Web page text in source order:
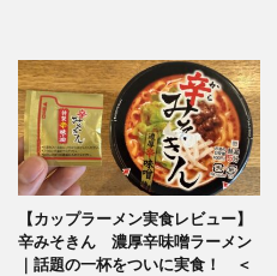
【カップラーメン実食レビュー】
辛みそきん 濃厚辛味噌ラーメン
｜話題の一杯をついに実食！ ＜